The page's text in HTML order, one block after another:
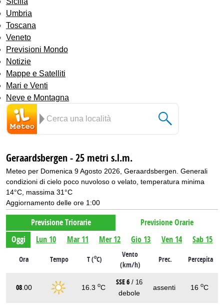
Umbria
Toscana
Veneto
Previsioni Mondo
Notizie
Mappe e Satelliti
Mari e Venti
Neve e Montagna
Geraardsbergen - 25 metri s.l.m.
Meteo per Domenica 9 Agosto 2026, Geraardsbergen. Generali
condizioni di cielo poco nuvoloso o velato, temperatura minima
14°C, massima 31°C
Aggiornamento delle ore 1:00
Previsione Triorarie
Previsione Orarie
Oggi
Lun 10 Mar 11 Mer 12 Gio 13 Ven 14 Sab 15
Ora Tempo T (oC)
Vento
(km/h)
Prec. Percepita
08 .00 16.3 oC
SSE 6 / 16
debole
assenti 16 oC